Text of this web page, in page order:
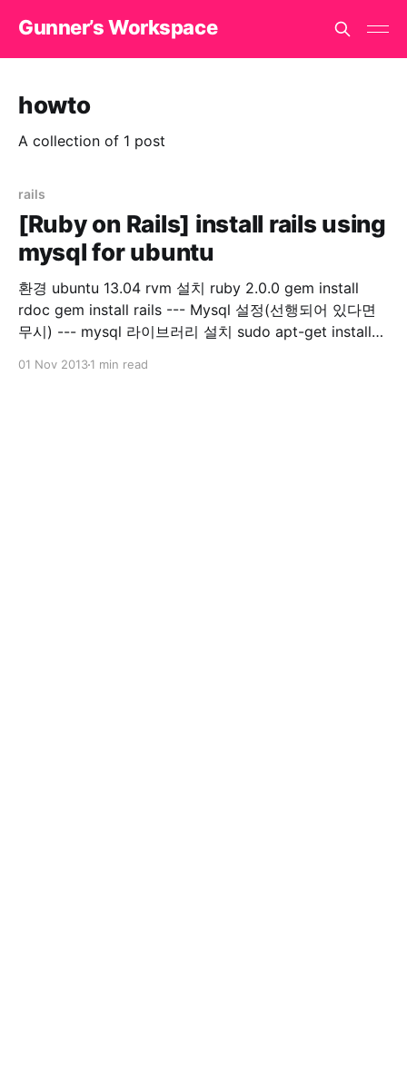
Gunner’s Workspace
howto
A collection of 1 post
rails
[Ruby on Rails] install rails using
mysql for ubuntu
환경 ubuntu 13.04 rvm 설치 ruby 2.0.0 gem install
rdoc gem install rails --- Mysql 설정(선행되어 있다면
무시) --- mysql 라이브러리 설치 sudo apt-get install
01 Nov 20131 min read